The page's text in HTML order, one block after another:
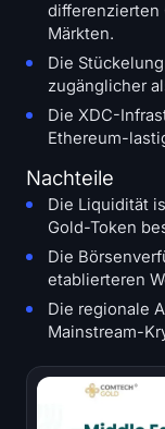
differenzierten
Märkten.
Die
zugänglicher
Die XDC-
Ethereum-
Nachteile
Die Liquidität
Gold-Token
Die
etablierteren
Die regionale
Mainstream-